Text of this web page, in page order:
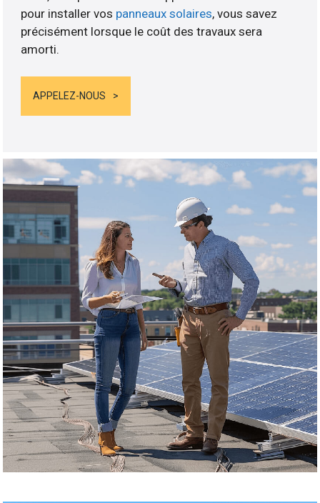
pour installer vos panneaux solaires, vous savez
précisément lorsque le coût des travaux sera
amorti.
APPELEZ-NOUS